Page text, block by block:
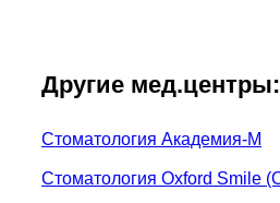
Другие мед.центры:
Стоматология Академия-М
Стоматология Oxford Smile